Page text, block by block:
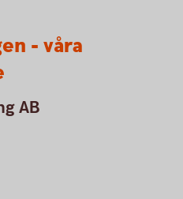
- våra
AB